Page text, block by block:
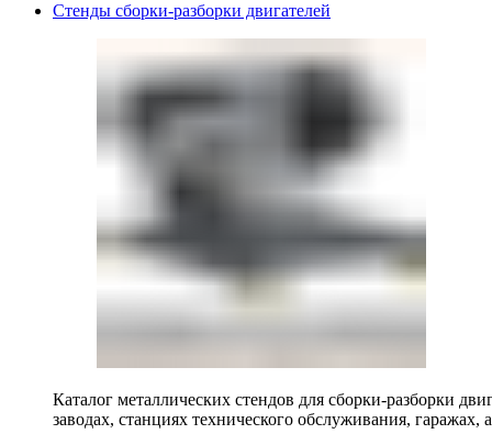
Стенды сборки-разборки двигателей
Каталог металлических стендов для сборки-разборки
заводах, станциях технического обслуживания, гаражах,